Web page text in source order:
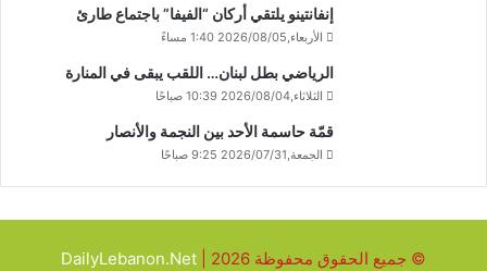
إنفانتينو يلتقي أركان “الفيفا” باجتماع طارئ
الأربعاء,2026/08/05 1:40 مساءً
الرياضي بطل لبنان… اللقب يبقى في المنارة
الثلاثاء,2026/08/04 10:39 صباحًا
قمّة حاسمة الأحد بين النجمة والأنصار
الجمعة,2026/07/31 9:25 صباحًا
© جميع الحقوق محفوظة 2026 | DailyLebanon.Net